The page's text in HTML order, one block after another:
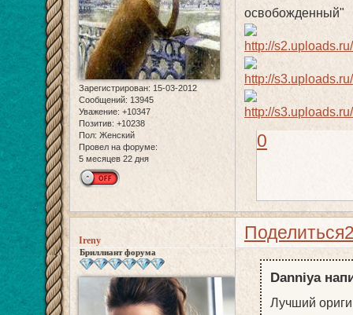
Зарегистрирован: 15-03-2012
Сообщений: 13945
Уважение: +10347
Позитив: +10238
Пол: Женский
Провел на форуме:
5 месяцев 22 дня
освобожденный"
0
Поделиться
Ireny
Бриллиант форума
Danniya
Лучший